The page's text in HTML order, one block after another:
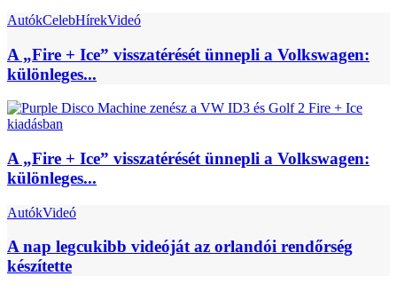
AutókCelebHírekVideó
A „Fire + Ice” visszatérését ünnepli a Volkswagen:
különleges...
A „Fire + Ice” visszatérését ünnepli a Volkswagen:
különleges...
AutókVideó
A nap legcukibb videóját az orlandói rendőrség
készítette